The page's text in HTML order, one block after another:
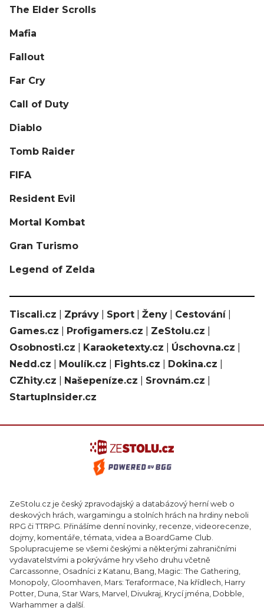
The Elder Scrolls
Mafia
Fallout
Far Cry
Call of Duty
Diablo
Tomb Raider
FIFA
Resident Evil
Mortal Kombat
Gran Turismo
Legend of Zelda
Tiscali.cz Zprávy Sport Ženy Cestování|
Games.cz
Profigamers.cz ZeStolu.cz
Osobnosti.cz
Karaoketexty.cz Úschovna.cz
Nedd.cz
Moulík.cz Fights.cz Dokina.cz
CZhity.cz
Našepeníze.cz Srovnám.cz
StartupInsider.cz
ZeStolu.cz je český zpravodajský a databázový herní web o
deskových hrách, wargamingu a stolních hrách na hrdiny neboli
RPG či TTRPG. Přinášíme denní novinky, recenze, videorecenze,
dojmy, komentáře, témata, videa a BoardGame Club.
Spolupracujeme se všemi českými a některými zahraničními
vydavatelstvími a pokrýváme hry všeho druhu včetně
Carcassonne, Osadníci z Katanu, Bang, Magic: The Gathering,
Monopoly, Gloomhaven, Mars: Teraformace, Na křídlech, Harry
Potter, Duna, Star Wars, Marvel, Divukraj, Krycí jména, Dobble,
Warhammer a další.